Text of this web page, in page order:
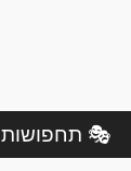
🎭 תחפושות